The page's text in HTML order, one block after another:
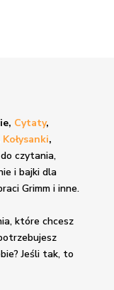
Cytaty,
Kołysanki,
czytania,
i bajkidla
Grimm i inne.
które chcesz
Jeśli tak, to